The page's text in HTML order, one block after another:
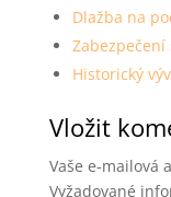
Dlažba na
Historický
Vložit
Vaše e-mailová
Vyžadované